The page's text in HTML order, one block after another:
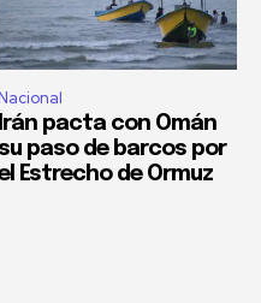
Irán pacta con Omán
su paso de barcos por
Estrecho de Ormuz